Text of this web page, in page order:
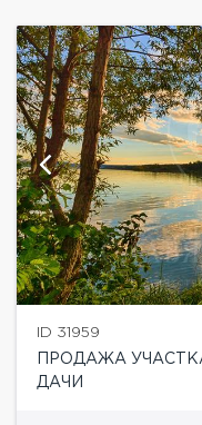
ID 31959
ПРОДАЖА
ДАЧИ